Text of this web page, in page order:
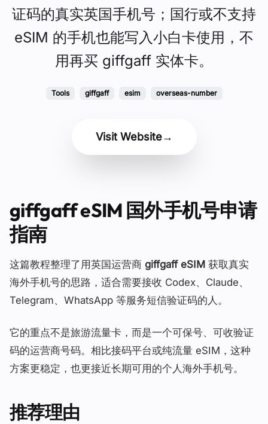
证码的真实英国手机号；国行或不支持
eSIM 的手机也能写入小白卡使用，不
用再买 giffgaff 实体卡。
Tools giffgaff esim overseas-number
Visit Website→
giffgaff eSIM 国外手机号申请
指南
这篇教程整理了用英国运营商 giffgaff eSIM 获取真实
海外手机号的思路，适合需要接收 Codex、Claude、
Telegram、WhatsApp 等服务短信验证码的人。
它的重点不是旅游流量卡，而是一个可保号、可收验证
码的运营商号码。相比接码平台或纯流量 eSIM，这种
方案更稳定，也更接近长期可用的个人海外手机号。
推荐理由